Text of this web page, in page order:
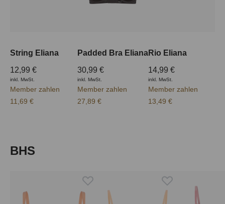
String Eliana
12,99 €
inkl. MwSt.
Member zahlen
11,69 €
Padded Bra Eliana
30,99 €
inkl. MwSt.
Member zahlen
27,89 €
Rio Eliana
14,99 €
inkl. MwSt.
Member zahlen
13,49 €
Produktgalerie überspringen
BHS